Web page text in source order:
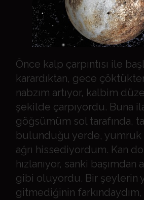
Önce kalp çarpıntısı ile
karardıktan, gece
nabzım artıyor, kalbim
şekilde çarpıyordu. Buna
göğsümüm sol tarafında,
bulunduğu yerde,
ağrı hissediyordum. Kan
hızlanıyor, sanki başımdan
gibi oluyordu. Bir şeylerin
gitmediğinin